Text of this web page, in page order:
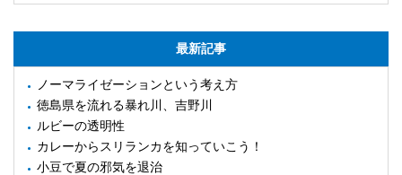
最新記事
ノーマライゼーションという考え方
徳島県を流れる暴れ川、吉野川
ルビーの透明性
カレーからスリランカを知っていこう！
小豆で夏の邪気を退治